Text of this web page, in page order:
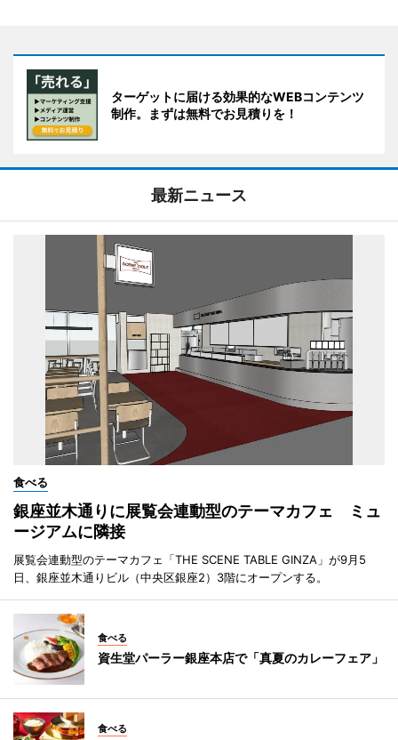
ターゲットに届ける効果的なWEBコンテンツ
制作。まずは無料でお見積りを！
最新ニュース
食べる
銀座並木通りに展覧会連動型のテーマカフェ ミュ
ージアムに隣接
展覧会連動型のテーマカフェ「THE SCENE TABLE GINZA」が9月5
日、銀座並木通りビル（中央区銀座2）3階にオープンする。
食べる
資生堂パーラー銀座本店で「真夏のカレーフェア」
食べる